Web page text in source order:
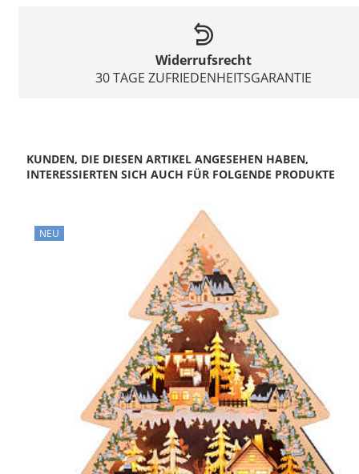
Widerrufsrecht
30 TAGE ZUFRIEDENHEITSGARANTIE
KUNDEN, DIE DIESEN ARTIKEL ANGESEHEN HABEN,
INTERESSIERTEN SICH AUCH FÜR FOLGENDE PRODUKTE
NEU